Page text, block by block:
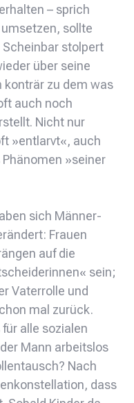
– sprich
sollte
stolpert
über seine
konträr zu dem was
auch noch
Nicht nur
»entlarvt«, auch
»seiner
sich Männer-
Frauen
auf die
sein;
Vaterrolle und
mal zurück.
alle sozialen
Mann arbeitslos
Nach
dass